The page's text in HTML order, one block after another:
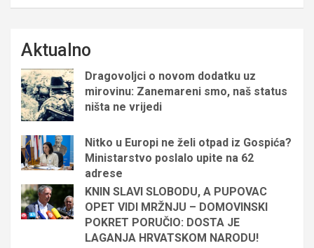
Aktualno
Dragovoljci o novom dodatku uz
mirovinu: Zanemareni smo, naš status
ništa ne vrijedi
Nitko u Europi ne želi otpad iz Gospića?
Ministarstvo poslalo upite na 62
adrese
KNIN SLAVI SLOBODU, A PUPOVAC
OPET VIDI MRŽNJU – DOMOVINSKI
POKRET PORUČIO: DOSTA JE
LAGANJA HRVATSKOM NARODU!